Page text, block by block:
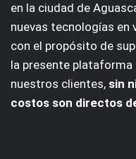
en la ciudad de
nuevas tecnologías en
con el propósito de
la presente plataforma
nuestros clientes, sin
costos son directos